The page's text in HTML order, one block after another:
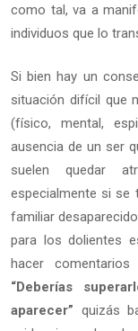
como tal, va a
individuos que lo
Si bien hay un
situación difícil que
(físico, mental,
ausencia de un ser
suelen quedar
especialmente si se
familiar
para los dolientes
hacer
“Deberías
aparecer” quizás